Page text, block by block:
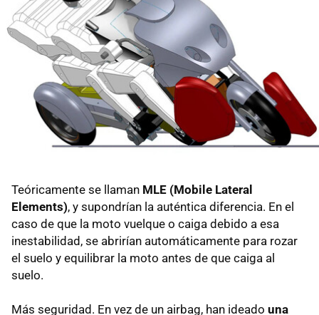
Teóricamente se llaman MLE (Mobile Lateral
Elements), y supondrían la auténtica diferencia. En el
caso de que la moto vuelque o caiga debido a esa
inestabilidad, se abrirían automáticamente para rozar
el suelo y equilibrar la moto antes de que caiga al
suelo.
Más seguridad. En vez de un airbag, han ideado una